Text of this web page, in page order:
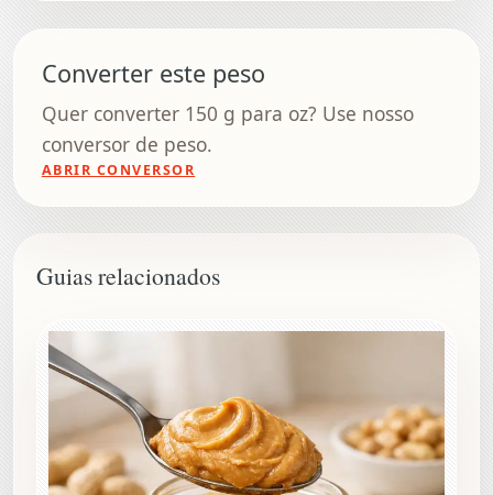
Converter este peso
Quer converter 150 g para oz? Use nosso
conversor de peso.
ABRIR CONVERSOR
Guias relacionados